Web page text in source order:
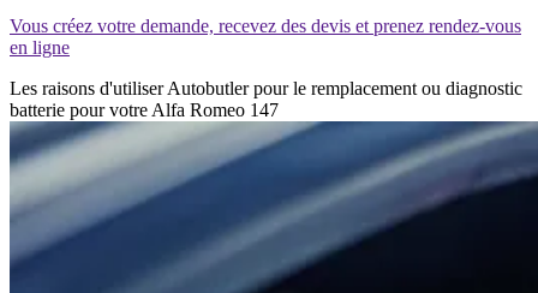
Vous créez votre demande, recevez des devis et prenez rendez-vous
en ligne
Les raisons d'utiliser Autobutler pour le remplacement ou diagnostic
batterie pour votre Alfa Romeo 147